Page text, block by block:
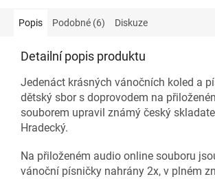
Popis Podobné (6) Diskuze
Detailní popis produktu
Jedenáct krásných vánočních koled a
dětský sbor s doprovodem na
souborem upravil známý český
Hradecký.
Na přiloženém audio online souboru
vánoční písničky nahrány 2x, v plném